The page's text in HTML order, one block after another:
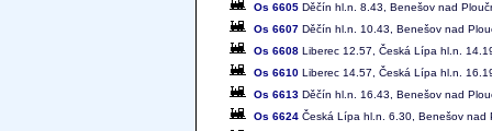
Os 6605 Děčín hl.n. 8.43, Benešov nad
Os 6607 Děčín hl.n. 10.43, Benešov nad
Os 6608 Liberec 12.57, Česká Lípa hl.n.
Os 6610 Liberec 14.57, Česká Lípa hl.n.
Os 6613 Děčín hl.n. 16.43, Benešov nad
Os 6624 Česká Lípa hl.n. 6.30, Benešov